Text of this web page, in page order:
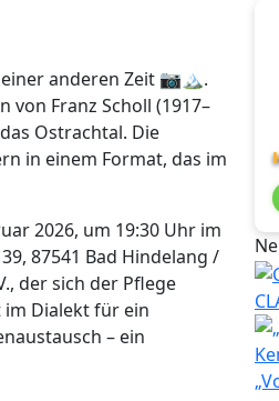
einer anderen Zeit 📷🏔️.
Franz Scholl (1917–
Ostrachtal. Die
in einem Format, das im
2026, um 19:30 Uhr im
87541 Bad Hindelang /
der sich der Pflege
Dialekt für ein
– ein